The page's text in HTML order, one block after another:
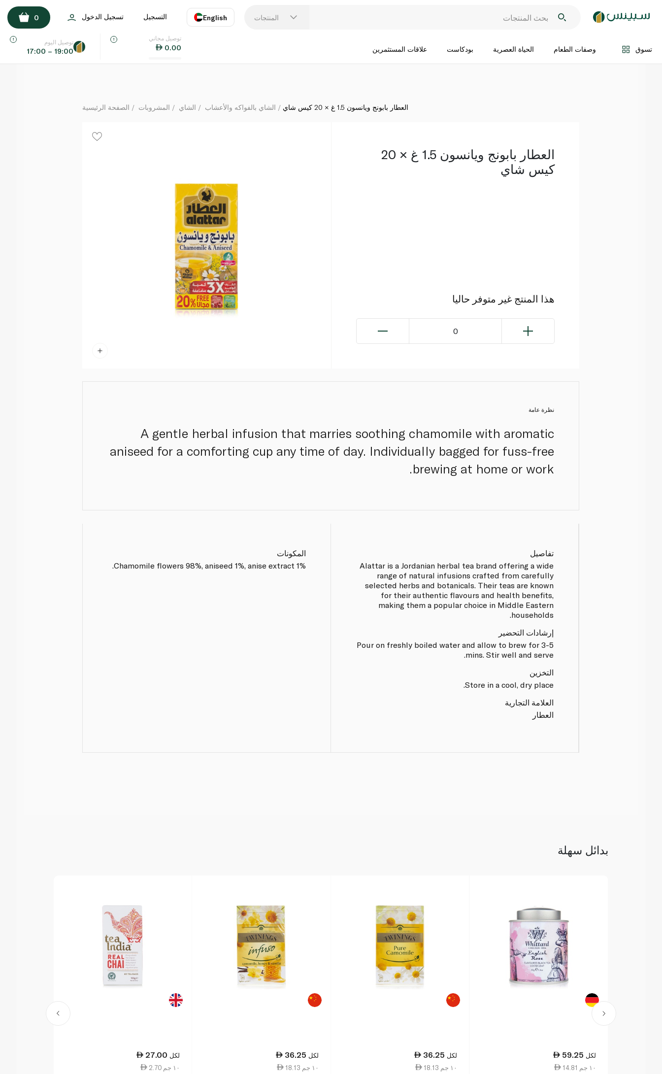
المنتجات English
اللغة
التسجيل تسجيل الدخول 0
تسوق وصفات الطعام الحياة العصرية بودكاست علاقات المستثمرين
توصيل مجاني
0.00
توصيل اليوم
17:00 – 19:00
اضف الى السلة
الصفحة الرئيسية المشروبات الشاي الشاي بالفواكه والأعشاب العطار بابونج ويانسون 1.5 غ × 20 كيس شاي
العطار بابونج ويانسون 1.5 غ × 20
كيس شاي
هذا المنتج غير متوفر حاليا
0
نظرة عامة
A gentle herbal infusion that marries soothing chamomile with aromatic
aniseed for a comforting cup any time of day. Individually bagged for fuss-free
brewing at home or work.
تفاصيل
Alattar is a Jordanian herbal tea brand offering a wide
range of natural infusions crafted from carefully
selected herbs and botanicals. Their teas are known
for their authentic flavours and health benefits,
making them a popular choice in Middle Eastern
households.
إرشادات التحضير
Pour on freshly boiled water and allow to brew for 3-5
mins. Stir well and serve.
التخزين
Store in a cool, dry place.
العلامة التجارية
العطار
المكونات
Chamomile flowers 98%, aniseed 1%, anise extract 1%.
بدائل سهلة
59.25 لكل
14.81 ١٠ جم
36.25 لكل
18.13 ١٠ جم
36.25 لكل
18.13 ١٠ جم
27.00 لكل
2.70 ١٠ جم